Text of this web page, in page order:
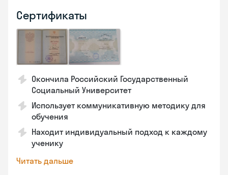
Сертификаты
Окончила Российский Государственный
Социальный Университет
Использует коммуникативную методику для
обучения
Находит индивидуальный подход к каждому
ученику
Читать дальше